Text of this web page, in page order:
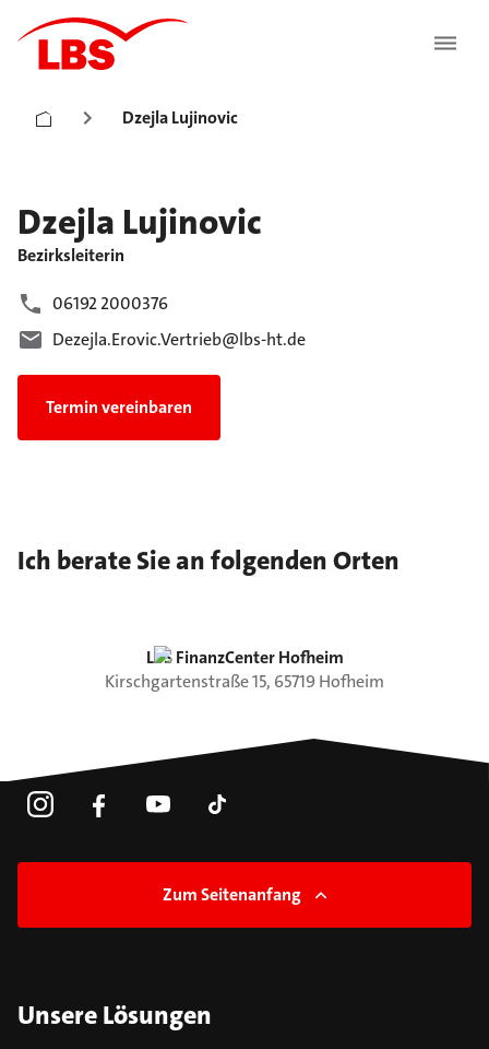
Dzejla Lujinovic
Dzejla Lujinovic
Bezirksleiterin
06192 2000376
Dezejla.Erovic.Vertrieb@lbs-ht.de
Termin vereinbaren
Ich berate Sie an folgenden Orten
LBS FinanzCenter Hofheim
Kirschgartenstraße15, 65719 Hofheim
Zum Seitenanfang
Unsere Lösungen